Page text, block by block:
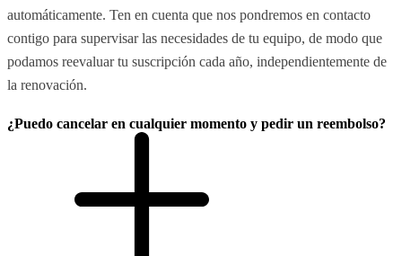
automáticamente. Ten en cuenta que nos pondremos en contacto
contigo para supervisar las necesidades de tu equipo, de modo que
podamos reevaluar tu suscripción cada año, independientemente de
la renovación.
¿Puedo cancelar en cualquier momento y pedir un reembolso?